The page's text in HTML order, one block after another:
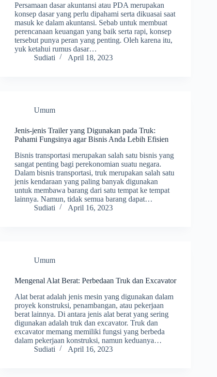
Persamaan dasar akuntansi atau PDA merupakan
konsep dasar yang perlu dipahami serta dikuasai saat
masuk ke dalam akuntansi. Sebab untuk membuat
perencanaan keuangan yang baik serta rapi, konsep
tersebut punya peran yang penting. Oleh karena itu,
yuk ketahui rumus dasar…
Sudiati
April 18, 2023
Umum
Jenis-jenis Trailer yang Digunakan pada Truk:
Pahami Fungsinya agar Bisnis Anda Lebih Efisien
Bisnis transportasi merupakan salah satu bisnis yang
sangat penting bagi perekonomian suatu negara.
Dalam bisnis transportasi, truk merupakan salah satu
jenis kendaraan yang paling banyak digunakan
untuk membawa barang dari satu tempat ke tempat
lainnya. Namun, tidak semua barang dapat…
Sudiati
April 16, 2023
Umum
Mengenal Alat Berat: Perbedaan Truk dan Excavator
Alat berat adalah jenis mesin yang digunakan dalam
proyek konstruksi, penambangan, atau pekerjaan
berat lainnya. Di antara jenis alat berat yang sering
digunakan adalah truk dan excavator. Truk dan
excavator memang memiliki fungsi yang berbeda
dalam pekerjaan konstruksi, namun keduanya…
Sudiati
April 16, 2023